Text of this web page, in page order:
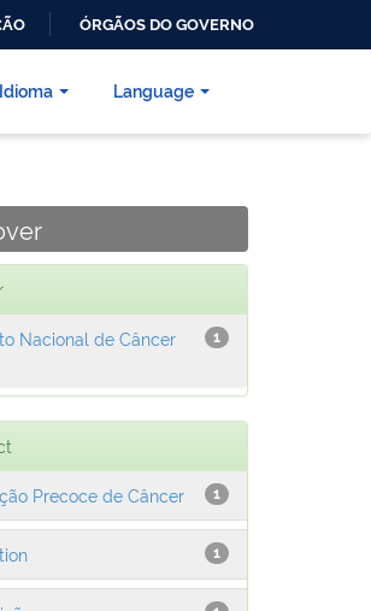
ÓRGÃOS DO GOVERNO
Language
Idioma
1
Nacional de Câncer
1
Precoce de Câncer
1